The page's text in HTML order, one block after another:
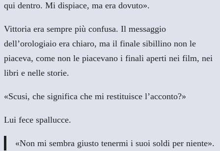
qui dentro. Mi dispiace, ma era dovuto».
Vittoria era sempre più confusa. Il messaggio
dell’orologiaio era chiaro, ma il finale sibillino non le
piaceva, come non le piacevano i finali aperti nei film, nei
libri e nelle storie.
«Scusi, che significa che mi restituisce l’acconto?»
Lui fece spallucce.
«Non mi sembra giusto tenermi i suoi soldi per niente».